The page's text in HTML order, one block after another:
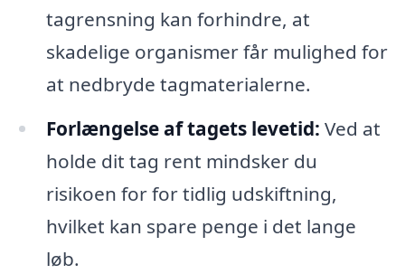
tagrensning kan forhindre, at
skadelige organismer får mulighed for
at nedbryde tagmaterialerne.
Forlængelse af tagets levetid: Ved at
holde dit tag rent mindsker du
risikoen for for tidlig udskiftning,
hvilket kan spare penge i det lange
løb.